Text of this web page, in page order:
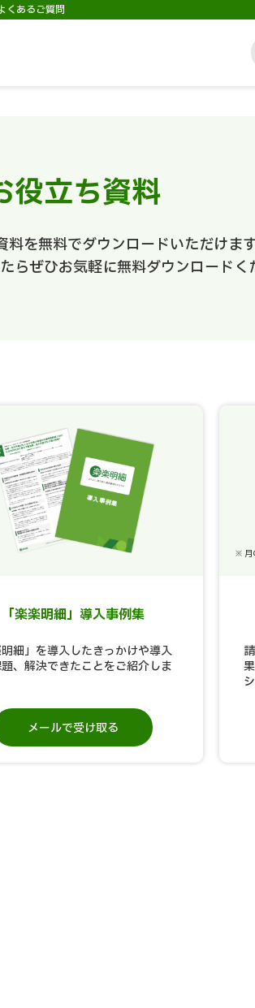
くあるご質問
役立ち資料
を無料でダウンロードいただけます
らぜひお気軽に無料ダウンロードく
「楽楽明細」導入事例集
明細」を導入したきっかけや導入
、解決できたことをご紹介しま
メールで受け取る
※ 月